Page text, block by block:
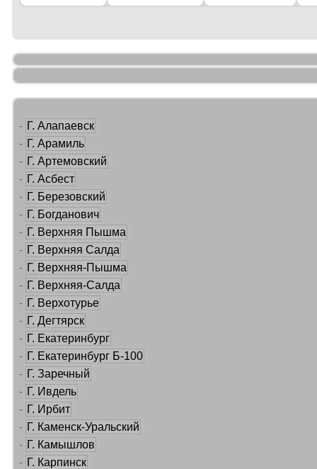
- Г. Алапаевск
- Г. Арамиль
- Г. Артемовский
- Г. Асбест
- Г. Березовский
- Г. Богданович
- Г. Верхняя Пышма
- Г. Верхняя Салда
- Г. Верхняя-Пышма
- Г. Верхняя-Салда
- Г. Верхотурье
- Г. Дегтярск
- Г. Екатеринбург
- Г. Екатеринбург Б-100
- Г. Заречный
- Г. Ивдель
- Г. Ирбит
- Г. Каменск-Уральский
- Г. Камышлов
- Г. Карпинск